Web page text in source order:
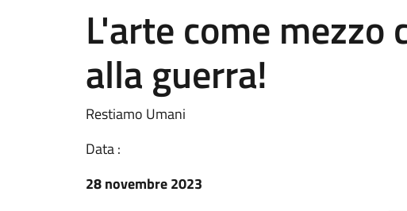
L'arte come mezzo
alla guerra!
Restiamo Umani
Data :
28 novembre 2023